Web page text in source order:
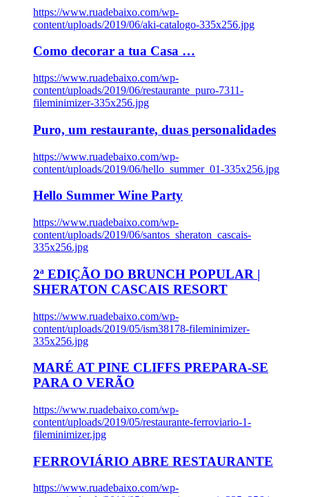
https://www.ruadebaixo.com/wp-
content/uploads/2019/06/aki-catalogo-335x256.jpg
Como decorar a tua Casa …
https://www.ruadebaixo.com/wp-
content/uploads/2019/06/restaurante_puro-7311-
fileminimizer-335x256.jpg
Puro, um restaurante, duas personalidades
https://www.ruadebaixo.com/wp-
content/uploads/2019/06/hello_summer_01-335x256.jpg
Hello Summer Wine Party
https://www.ruadebaixo.com/wp-
content/uploads/2019/06/santos_sheraton_cascais-
335x256.jpg
2ª EDIÇÃO DO BRUNCH POPULAR |
SHERATON CASCAIS RESORT
https://www.ruadebaixo.com/wp-
content/uploads/2019/05/ism38178-fileminimizer-
335x256.jpg
MARÉ AT PINE CLIFFS PREPARA-SE
PARA O VERÃO
https://www.ruadebaixo.com/wp-
content/uploads/2019/05/restaurante-ferroviario-1-
fileminimizer.jpg
FERROVIÁRIO ABRE RESTAURANTE
https://www.ruadebaixo.com/wp-